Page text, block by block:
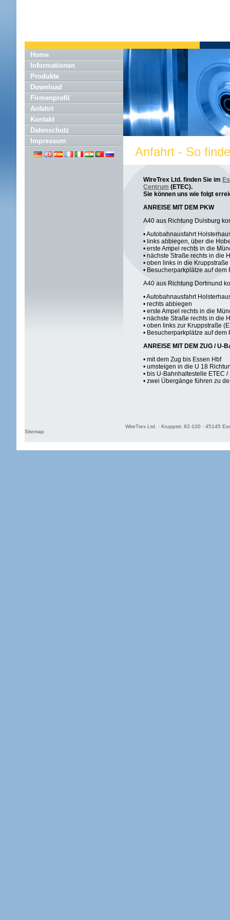
Home
Informationen
Produkte
Download
Firmenprofil
Anfahrt
Kontakt
Datenschutz
Impressum
Anfahrt - So
WireTrex Ltd. finden Sie im
Centrum (ETEC).
Sie können uns wie folgt
ANREISE MIT DEM PKW
A40 aus Richtung Duisburg
• Autobahnausfahrt
• links abbiegen, über die
• erste Ampel rechts in die
• nächste Straße rechts in die
• oben links in die
• Besucherparkplätze auf dem
A40 aus Richtung Dortmund
• Autobahnausfahrt
• rechts abbiegen
• erste Ampel rechts in die
• nächste Straße rechts in die
• oben links zur Kruppstraße
• Besucherparkplätze auf
ANREISE MIT DEM ZUG / U-
• mit dem Zug bis Essen Hbf
• umsteigen in die U 18
• bis U-Bahnhaltestelle ETEC
• zwei Übergänge führen zu
Sitemap
WireTrex Ltd. · Kruppstr. 82-100 · 45145